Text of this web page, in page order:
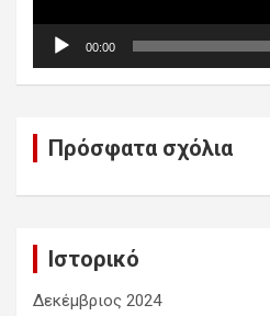
00:00
Πρόσφατα σχόλια
Ιστορικό
Δεκέμβριος 2024